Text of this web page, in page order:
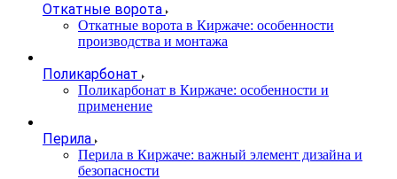
Откатные ворота
Откатные ворота в Киржаче: особенности
производства и монтажа
Поликарбонат
Поликарбонат в Киржаче: особенности и
применение
Перила
Перила в Киржаче: важный элемент дизайна и
безопасности